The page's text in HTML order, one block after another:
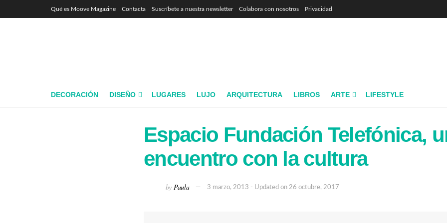
Qué es Moove Magazine Contacta Suscríbete a nuestra newsletter Colabora con nosotros Privacidad
DECORACIÓN DISEÑO LUGARES LUJO ARQUITECTURA LIBROS ARTE LIFESTYLE
Espacio Fundación Telefónica,
encuentro con la cultura
by Paula 3 marzo, 2013 - Updated on 26 octubre, 2017